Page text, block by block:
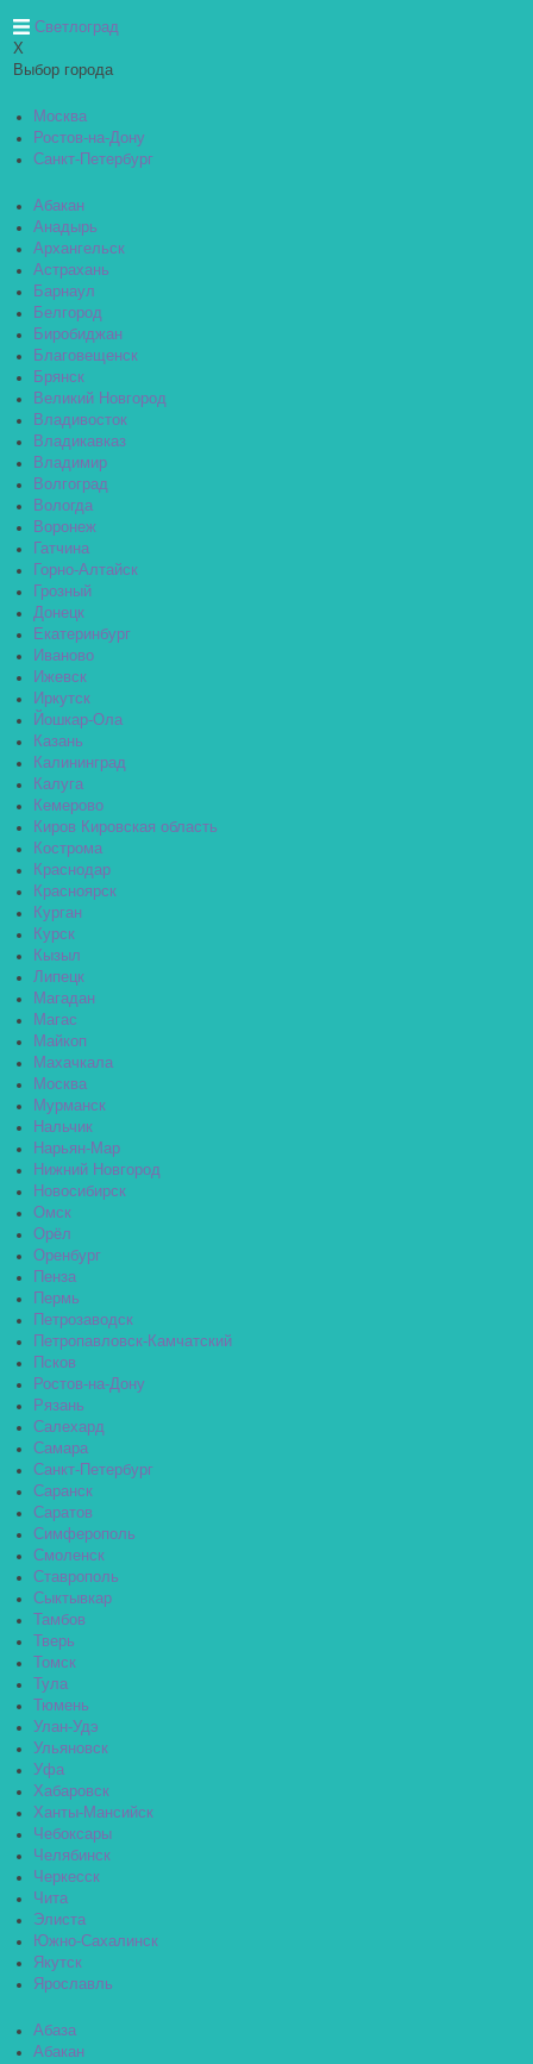
Светлоград
X
Выбор города
Москва
Ростов-на-Дону
Санкт-Петербург
Абакан
Анадырь
Архангельск
Астрахань
Барнаул
Белгород
Биробиджан
Благовещенск
Брянск
Великий Новгород
Владивосток
Владикавказ
Владимир
Волгоград
Вологда
Воронеж
Гатчина
Горно-Алтайск
Грозный
Донецк
Екатеринбург
Иваново
Ижевск
Иркутск
Йошкар-Ола
Казань
Калининград
Калуга
Кемерово
Киров Кировская область
Кострома
Краснодар
Красноярск
Курган
Курск
Кызыл
Липецк
Магадан
Магас
Майкоп
Махачкала
Москва
Мурманск
Нальчик
Нарьян-Мар
Нижний Новгород
Новосибирск
Омск
Орёл
Оренбург
Пенза
Пермь
Петрозаводск
Петропавловск-Камчатский
Псков
Ростов-на-Дону
Рязань
Салехард
Самара
Санкт-Петербург
Саранск
Саратов
Симферополь
Смоленск
Ставрополь
Сыктывкар
Тамбов
Тверь
Томск
Тула
Тюмень
Улан-Удэ
Ульяновск
Уфа
Хабаровск
Ханты-Мансийск
Чебоксары
Челябинск
Черкесск
Чита
Элиста
Южно-Сахалинск
Якутск
Ярославль
Абаза
Абакан